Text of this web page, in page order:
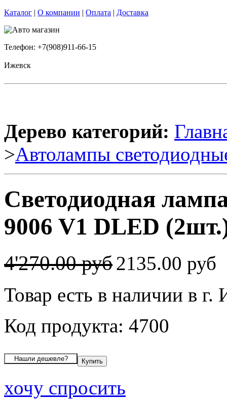
Каталог | О компании | Оплата | Доставка
Телефон: +7(908)911-66-15
Ижевск
Дерево категорий:
>Автолампы
Светодиодная
9006 V1 DLED
4'270.00 руб2135.00 руб
Товар есть в наличии в г.
Код продукта: 4700
хочу спросить